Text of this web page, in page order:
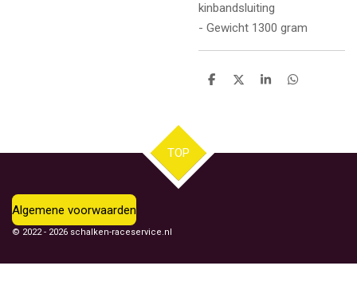
kinbandsluiting
- Gewicht 1300 gram
D
D
S
D
TOP
Algemene voorwaarden
© 2022 - 2026 schalken-raceservice.nl